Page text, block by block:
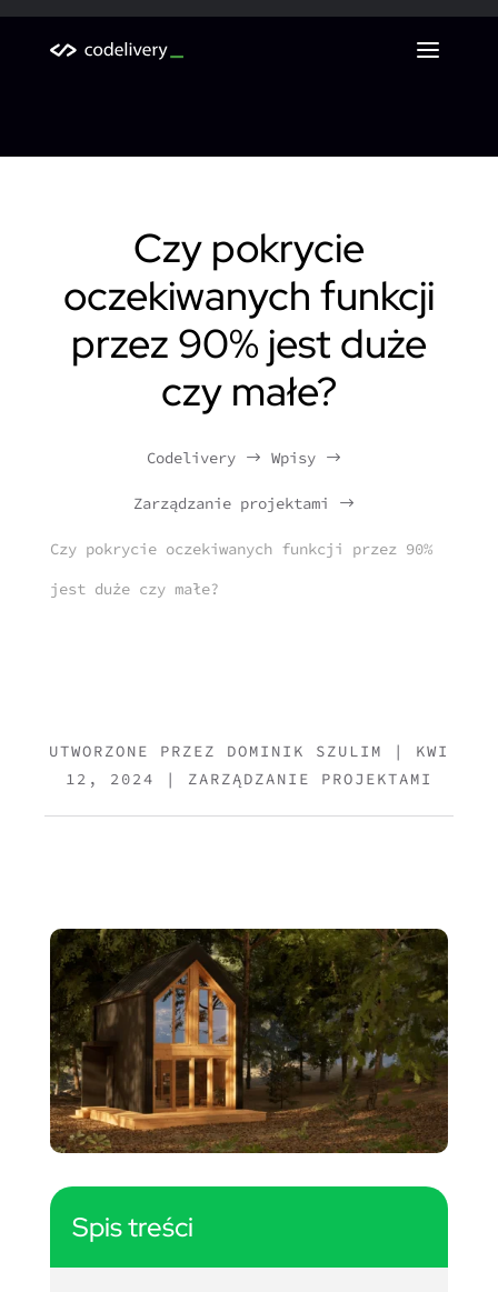
Czy pokrycie
oczekiwanych funkcji
przez 90% jest duże
czy małe?
Codelivery $ Wpisy $
Zarządzanie projektami $
Czy pokrycie oczekiwanych funkcji przez 90%
jest duże czy małe?
UTWORZONE PRZEZ DOMINIK SZULIM | KWI
12, 2024
| ZARZĄDZANIE PROJEKTAMI
Spis treści